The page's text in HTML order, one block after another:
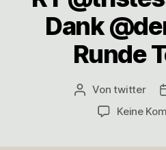
Dank
Runde
Beitragsautor
Vontwitter
Keine